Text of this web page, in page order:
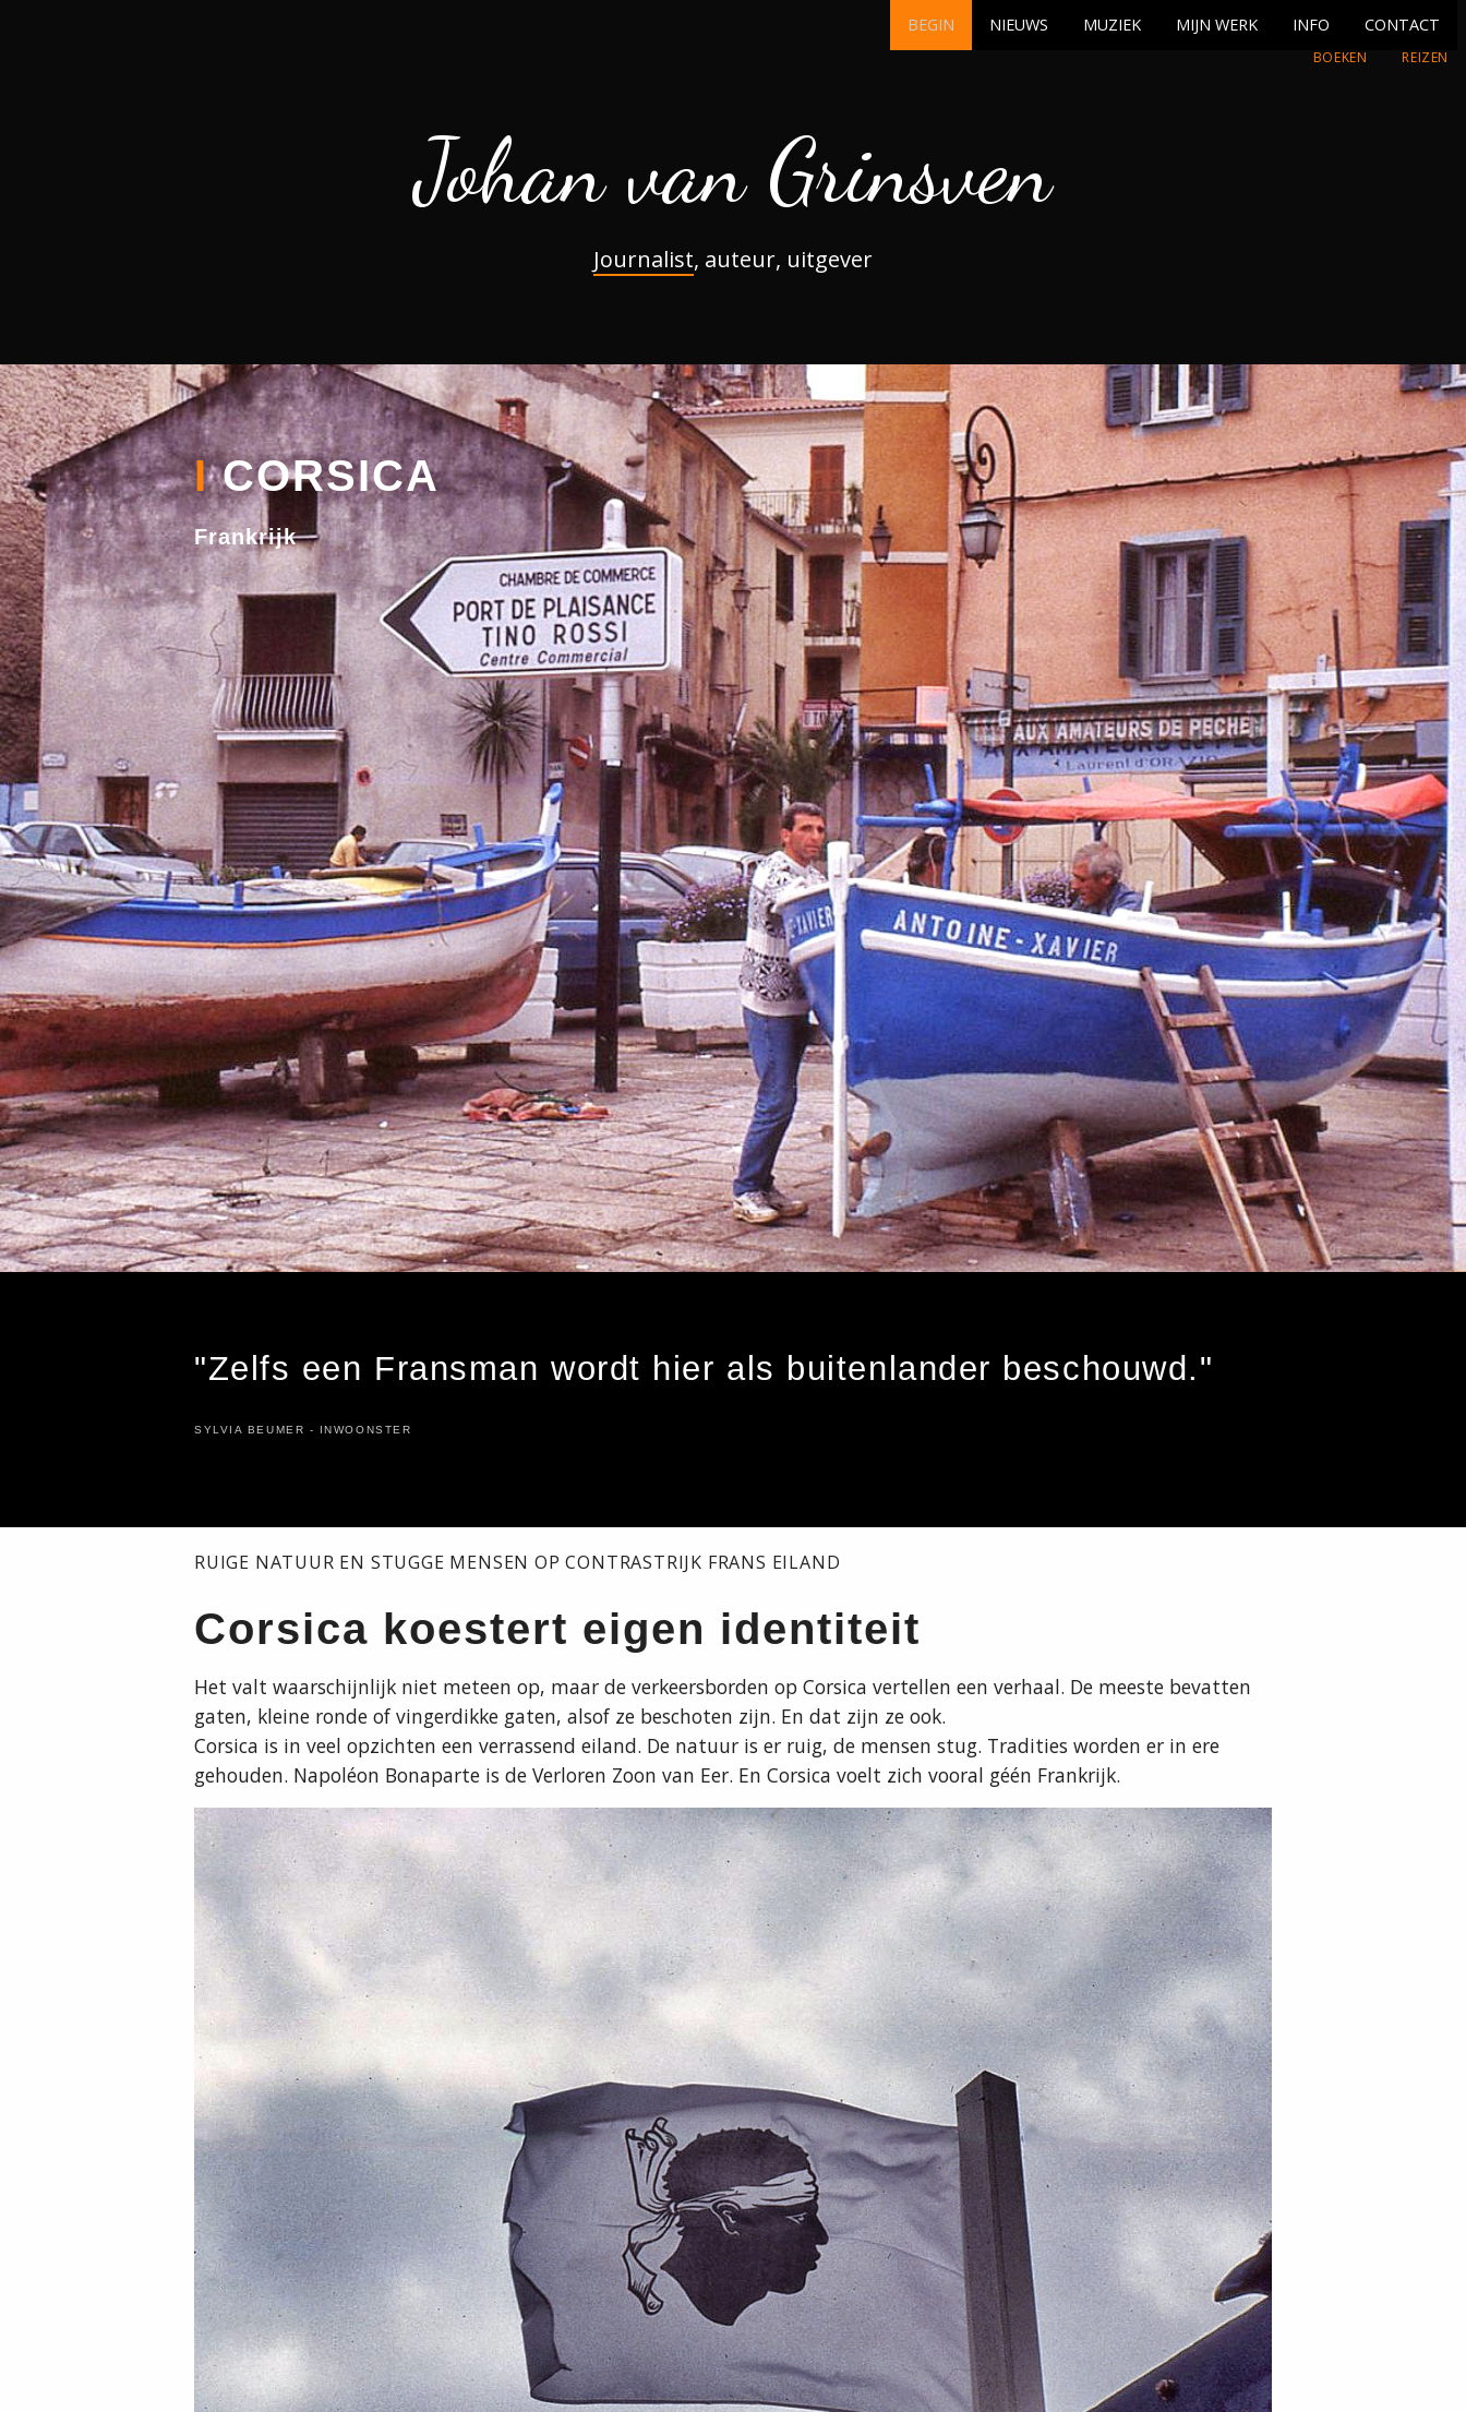
BEGIN NIEUWS MUZIEK MIJN WERK INFO CONTACT
BOEKEN REIZEN
Johan van Grinsven
Journalist, auteur, uitgever
ICORSICA
Frankrijk
"Zelfs een Fransman wordt hier als buitenlander beschouwd."
SYLVIA BEUMER - INWOONSTER
RUIGE NATUUR EN STUGGE MENSEN OP CONTRASTRIJK FRANS EILAND
Corsica koestert eigen identiteit
Het valt waarschijnlijk niet meteen op, maar de verkeersborden op Corsica vertellen een verhaal. De meeste bevatten
gaten, kleine ronde of vingerdikke gaten, alsof ze beschoten zijn. En dat zijn ze ook.
Corsica is in veel opzichten een verrassend eiland. De natuur is er ruig, de mensen stug. Tradities worden er in ere
gehouden. Napoléon Bonaparte is de Verloren Zoon van Eer. En Corsica voelt zich vooral géén Frankrijk.